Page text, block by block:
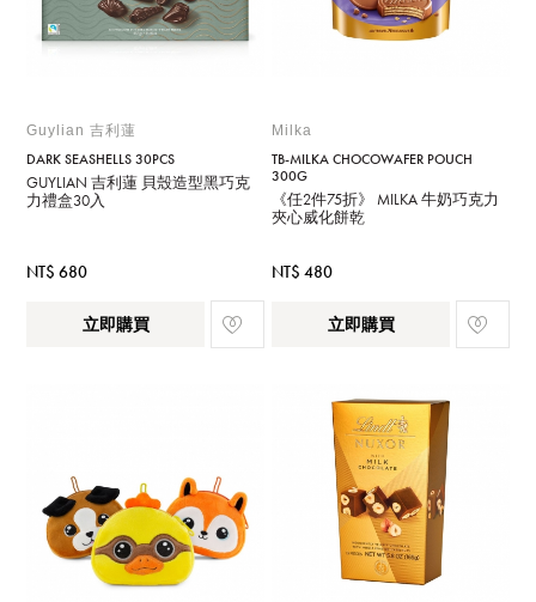
Guylian 吉利蓮
DARK SEASHELLS 30PCS
GUYLIAN 吉利蓮 貝殼造型黑巧克
力禮盒30入
NT$ 680
立即購買
Milka
TB-MILKA CHOCOWAFER POUCH
300G
《任2件75折》 MILKA 牛奶巧克力
夾心威化餅乾
NT$ 480
立即購買